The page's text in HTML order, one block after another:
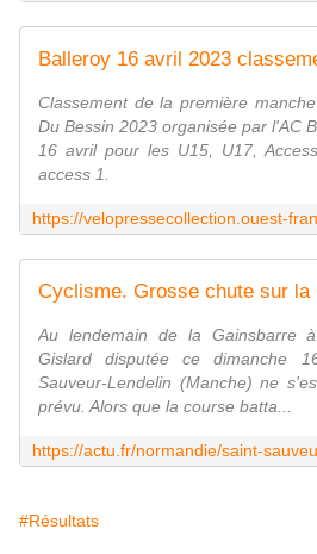
Balleroy 16 avril 2023
Classement de la première
Du Bessin 2023 organisée par l'AC
16 avril pour les U15, U17,
access 1.
Au lendemain de la Gainsbarre
Gislard disputée ce dimanche
Sauveur-Lendelin (Manche) ne
prévu. Alors que la course batta...
#Résultats